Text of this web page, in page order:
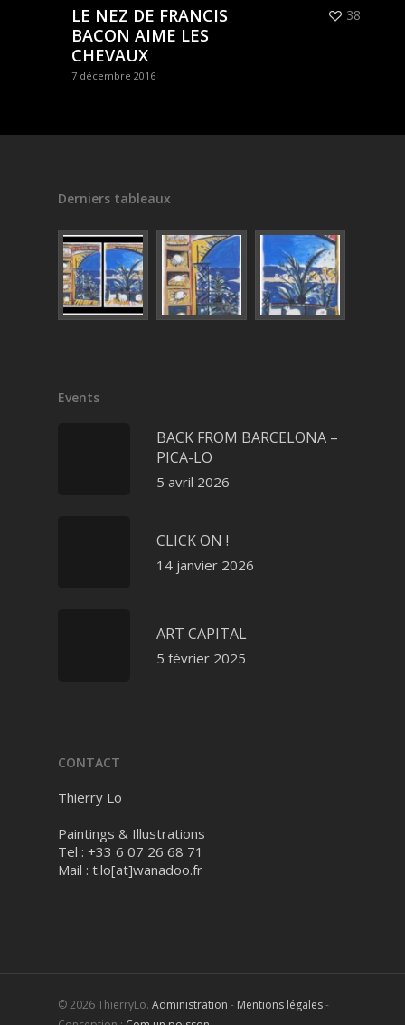
LE NEZ DE FRANCIS
BACON AIME LES
CHEVAUX
7 décembre 2016
38
Derniers tableaux
Events
BACK FROM BARCELONA –
PICA-LO
5 avril 2026
CLICK ON !
14 janvier 2026
ART CAPITAL
5 février 2025
CONTACT
Thierry Lo
Paintings & Illustrations
Tel : +33 6 07 26 68 71
Mail : t.lo[at]wanadoo.fr
© 2026 ThierryLo. Administration - Mentions légales-